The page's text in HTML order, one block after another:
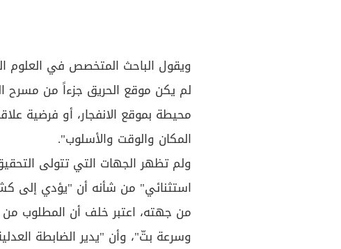
ويقول الباحث المتخصص في العلوم
لم يكن موقع الحريق جزءاً من مسرح
محيطة بموقع الانفجار، أو فرضية
المكان والوقت والأسلوب".
ولم تظهر الجهات التي تتولى
استثنائي" من شأنه أن "يؤدي إلى
من جهته، اعتبر خلف أن المطلوب
وسرعة بتّ"، وأن "يدير الضابطة